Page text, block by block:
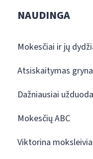
NAUDINGA
Mokesčiai ir jų
Atsiskaitymas
Dažniausiai
Mokesčių ABC
Viktorina